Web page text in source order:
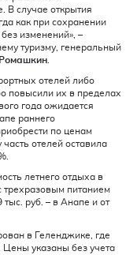
В случае открытия
как при сохранении
изменений», –
туризму, генеральный
отелей либо
повысили их в пределах
года ожидается
раннего
по ценам
отелей оставила
летнего отдыха в
трехразовым питанием
тыс. руб. – в Анапе и от
в Геленджике, где
Цены указаны без учета